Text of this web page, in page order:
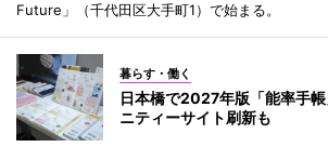
Future」（千代田区大手町1）で始まる。
暮らす・働く
日本橋で2027年版「能率手
ニティーサイト刷新も